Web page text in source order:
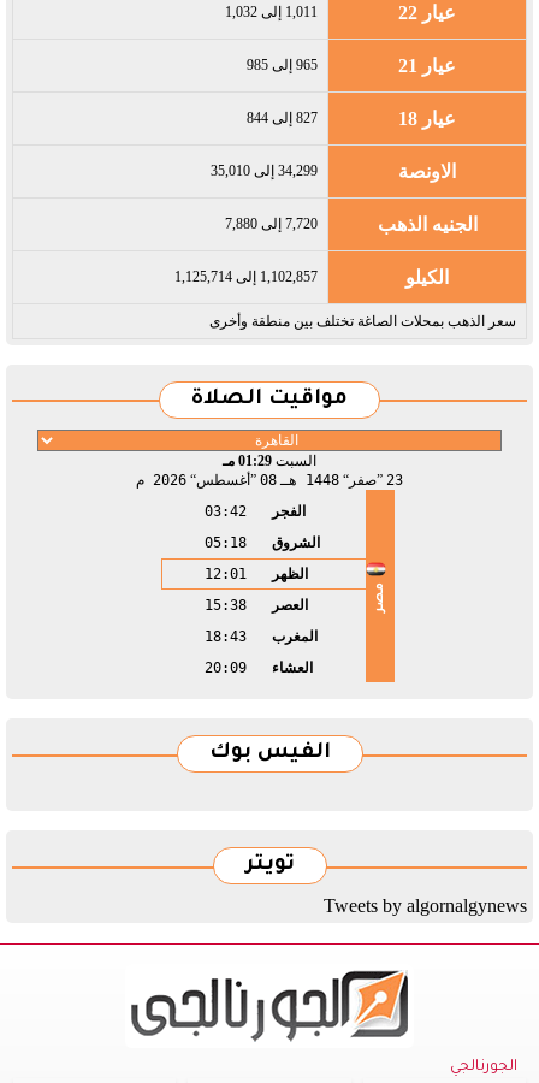
عيار 22 1,011 إلى 1,032
عيار 21 965 إلى 985
عيار 18 827 إلى 844
الاونصة 34,299 إلى 35,010
الجنيه الذهب 7,720 إلى 7,880
الكيلو 1,102,857 إلى 1,125,714
سعر الذهب بمحلات الصاغة تختلف بين منطقة وأخرى
مواقيت الصلاة
السبت 01:29 مـ
23
صفر 1448 هـ 08 أغسطس 2026 م
مصر
الفجر
03:42
الشروق
05:18
الظهر
12:01
العصر
15:38
المغرب
18:43
العشاء
20:09
الفيس بوك
تويتر
Tweets by algornalgynews
الجورنالجي